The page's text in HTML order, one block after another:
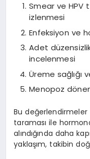
Smear ve HPV
izlenmesi
Enfeksiyon ve
Adet
incelenmesi
Üreme sağlığı
Menopoz
Bu
taraması ile
alındığında daha
yaklaşım, takibin